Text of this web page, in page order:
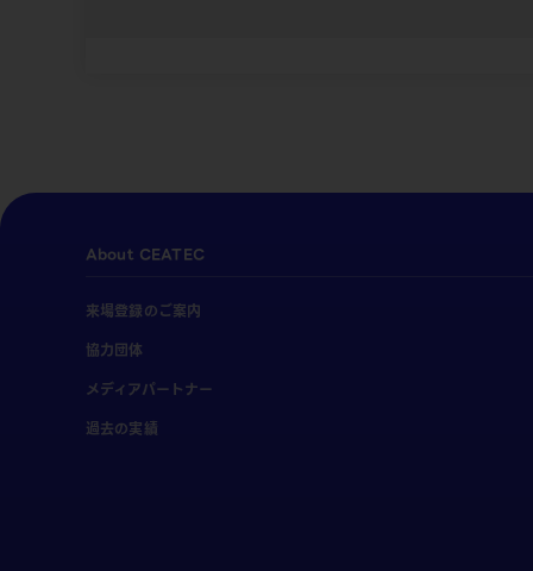
About CEATEC
来場登録のご案内
協力団体
メディアパートナー
過去の実績